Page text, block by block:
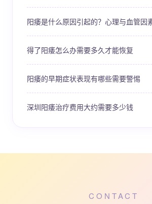
阳痿是什么原因引起的？心理与血管因
得了阳痿怎么办需要多久才能恢复
阳痿的早期症状表现有哪些需要警惕
深圳阳痿治疗费用大约需要多少钱
CONTACT